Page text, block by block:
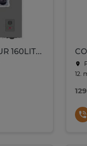
CONGELATEUR 160LITRES ASTECH HORIZONTAL GRIS CH160IG
12.